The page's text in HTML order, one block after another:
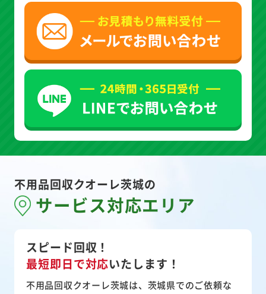
不用品回収クオーレ茨城の
サービス対応エリア
スピード回収！
最短即日で対応いたします！
不用品回収クオーレ茨城は、茨城県でのご依頼な